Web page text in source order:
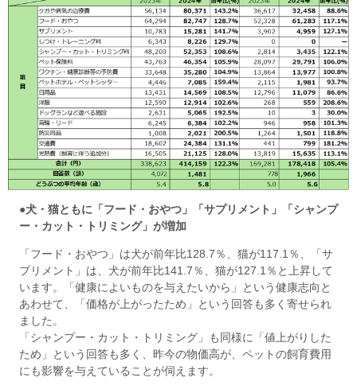
●犬・猫ともに「フード・おやつ」「サプリメント」「シャンプ
ー・カット・トリミング」が増加
「フード・おやつ」は犬が前年比128.7％、猫が117.1％、「サ
プリメント」は、犬が前年比141.7％、猫が127.1％と上昇して
います。「健康によいものを与えたいから」という健康志向と
あわせて、「価格が上がったため」という回答も多く寄せられ
ました。
「シャンプー・カット・トリミング」も同様に「値上がりした
ため」という回答も多く、昨今の物価高が、ペットの飼育費用
にも影響を与えていることが伺えます。